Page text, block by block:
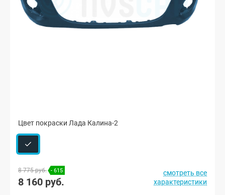
Цвет покраски Лада Калина-2
8 775 руб. - 615
8 160 руб.
смотреть все
характеристики